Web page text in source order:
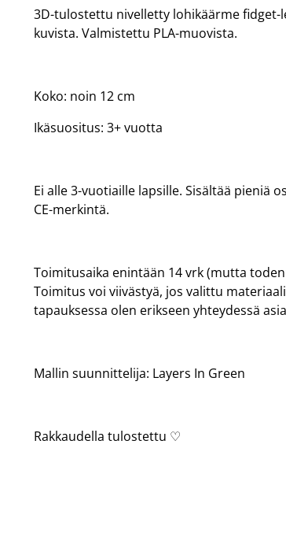
3D-tulostettu nivelletty lohikäärme fidget-
kuvista. Valmistettu PLA-muovista.
Koko: noin 12 cm
Ikäsuositus: 3+ vuotta
Ei alle 3-vuotiaille lapsille. Sisältää pieniä
CE-merkintä.
Toimitusaika enintään 14 vrk (mutta
Toimitus voi viivästyä, jos valittu
tapauksessa olen erikseen yhteydessä
Mallin suunnittelija: Layers In Green
Rakkaudella tulostettu ♡